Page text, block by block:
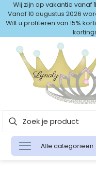
Wij zijn op vakantie vanaf
Vanaf 10 augustus 2026
Wilt u profiteren van 15%
Alle categorieën